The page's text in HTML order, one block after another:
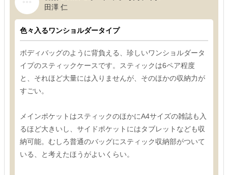
田澤 仁
色々入るワンショルダータイプ
ボディバッグのように背負える、珍しいワンショルダータ
イプのスティックケースです。スティックは6ペア程度
と、それほど大量には入りませんが、そのほかの収納力が
すごい。
メインポケットはスティックのほかにA4サイズの雑誌も入
るほど大きいし、サイドポケットにはタブレットなども収
納可能。むしろ普通のバッグにスティック収納部がついて
いる、と考えたほうがよいくらい。